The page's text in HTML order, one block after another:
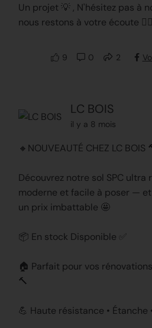
Un projet 💡 , N'hésitez pas à
nous restons à votre écoute 👍🏻
9 0 2
LC BOIS
il y a 8 mois
🔸NOUVEAUTÉ CHEZ LC BOIS
Découvrez notre sol SPC ultra
moderne et facile à poser —
un prix imbattable 🤩
📦 En stock Disponible ✅
🏠 Parfait pour vos
🔨
💪 Haute résistance • Étanche